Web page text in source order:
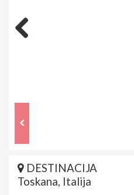
DESTINACIJA
Toskana, Italija